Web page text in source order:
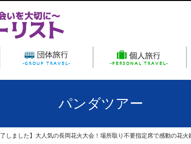
パンダツアー
了しました】大人気の長岡花火大会！場所取り不要指定席で感動の花